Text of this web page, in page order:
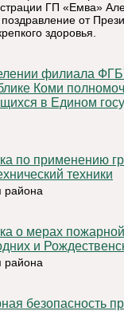
ГП «Емва»
от
здоровья.
Коми
в Едином
техники
района
и
района
безопасность